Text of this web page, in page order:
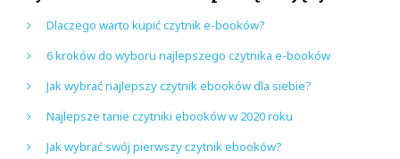
Dlaczego warto kupić czytnik e-booków?
6 kroków do wyboru najlepszego czytnika e-booków
Jak wybrać najlepszy czytnik ebooków dla siebie?
Najlepsze tanie czytniki ebooków w 2020 roku
Jak wybrać swój pierwszy czytnik ebooków?